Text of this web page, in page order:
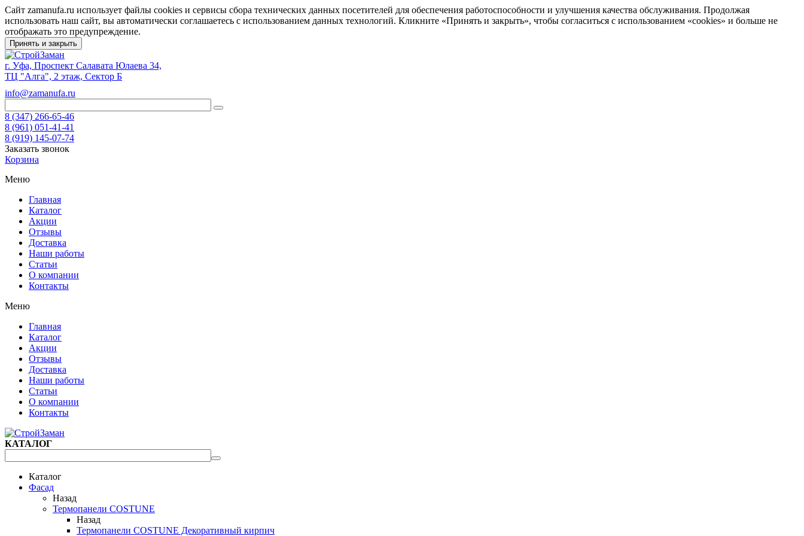
Сайт zamanufa.ru использует файлы cookies и сервисы сбора технических данных посетителей для обеспечения работоспособности и улучшения качества обслуживания. Продолжая
использовать наш сайт, вы автоматически соглашаетесь с использованием данных технологий. Кликните «Принять и закрыть», чтобы согласиться с использованием «cookies» и больше не
отображать это предупреждение.
Принять и закрыть
г. Уфа, Проспект Салавата Юлаева 34,
ТЦ "Алга", 2 этаж, Сектор Б
info@zamanufa.ru
8 (347) 266-65-46
8 (961) 051-41-41
8 (919) 145-07-74
Заказать звонок
Корзина
Меню
Главная
Каталог
Акции
Отзывы
Доставка
Наши работы
Статьи
О компании
Контакты
Меню
Главная
Каталог
Акции
Отзывы
Доставка
Наши работы
Статьи
О компании
Контакты
КАТАЛОГ
Каталог
Фасад
Назад
Термопанели COSTUNE
Назад
Термопанели COSTUNE Декоративный кирпич